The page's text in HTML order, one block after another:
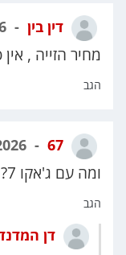
דין בין
מחיר הזייה ,
הגב
67
ומה עם ג'אקו 7?
הגב
דן